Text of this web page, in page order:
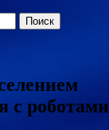
с роботами